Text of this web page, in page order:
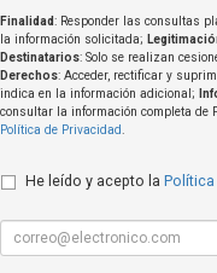
Finalidad: Responder las consultas
la información solicitada;
Destinatarios: Solo se realizan
Derechos: Acceder, rectificar y
indica en la información adicional;
consultar la información completa de
Política de Privacidad
He leído y acepto la Política